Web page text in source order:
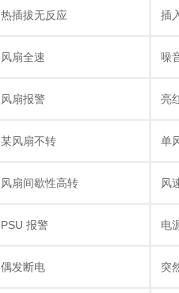
热插拔无反应 插
风扇全速 噪
风扇报警 亮
某风扇不转 单
风扇间歇性高转 风
PSU 报警 电
偶发断电 突